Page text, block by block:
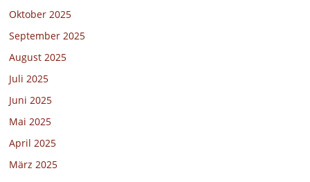
Oktober 2025
September 2025
August 2025
Juli 2025
Juni 2025
Mai 2025
April 2025
März 2025